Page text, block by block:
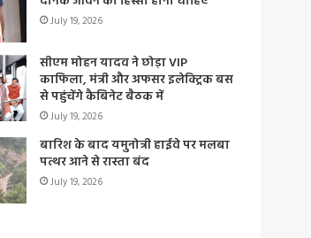
July 19, 2026
सीएम मोहन यादव ने छोड़ा VIP
काफिला, मंत्री और अफसर इलेक्ट्रिक बस
से पहुंचेंगे कैबिनेट बैठक में
July 19, 2026
बारिश के बाद यमुनोत्री हाईवे पर मलबा
पत्थर आने से रास्ता बंद
July 19, 2026